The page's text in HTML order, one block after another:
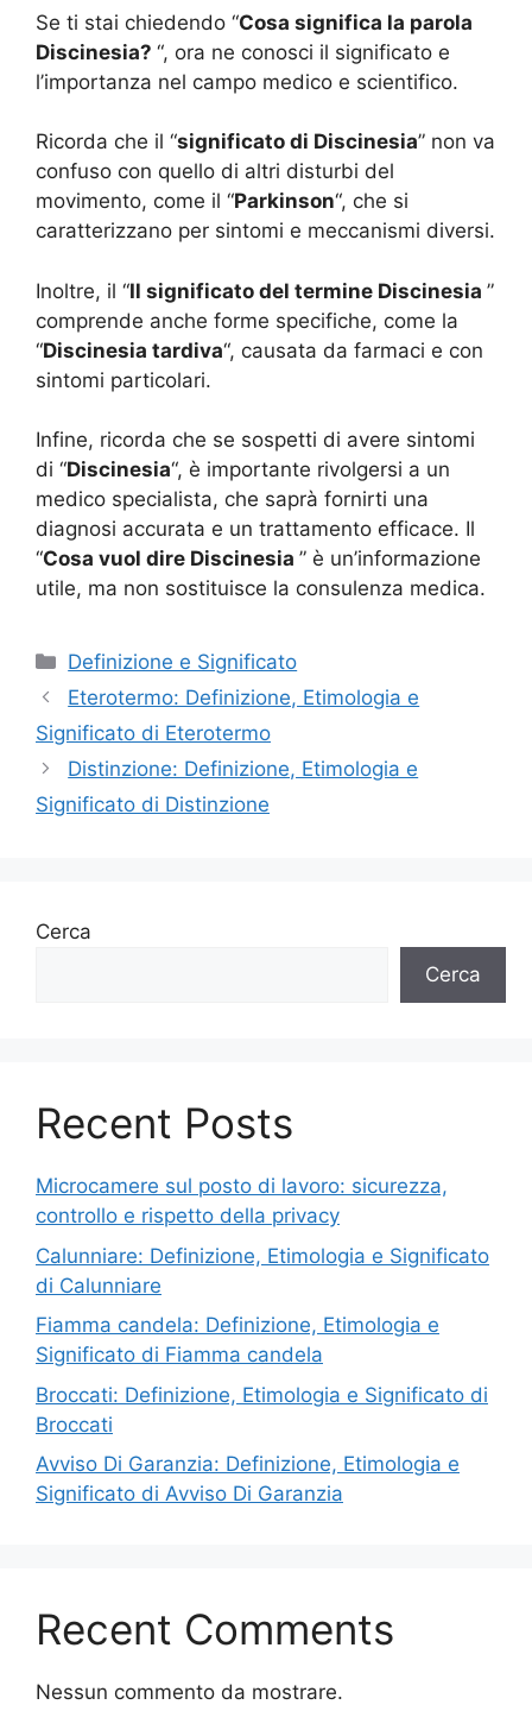
Se ti stai chiedendo “Cosa significa la parola
Discinesia? “, ora ne conosci il significato e
l’importanza nel campo medico e scientifico.
Ricorda che il “significato di Discinesia” non va
confuso con quello di altri disturbi del
movimento, come il “Parkinson“, che si
caratterizzano per sintomi e meccanismi diversi.
Inoltre, il “Il significato del termine Discinesia ”
comprende anche forme specifiche, come la
“Discinesia tardiva“, causata da farmaci e con
sintomi particolari.
Infine, ricorda che se sospetti di avere sintomi
di “Discinesia“, è importante rivolgersi a un
medico specialista, che saprà fornirti una
diagnosi accurata e un trattamento efficace. Il
“Cosa vuol dire Discinesia ” è un’informazione
utile, ma non sostituisce la consulenza medica.
Categorie
Definizione e Significato
Eterotermo: Definizione, Etimologia e
Significato di Eterotermo
Distinzione: Definizione, Etimologia e
Significato di Distinzione
Cerca
Cerca
Recent Posts
Microcamere sul posto di lavoro: sicurezza,
controllo e rispetto della privacy
Calunniare: Definizione, Etimologia e Significato
di Calunniare
Fiamma candela: Definizione, Etimologia e
Significato di Fiamma candela
Broccati: Definizione, Etimologia e Significato di
Broccati
Avviso Di Garanzia: Definizione, Etimologia e
Significato di Avviso Di Garanzia
Recent Comments
Nessun commento da mostrare.